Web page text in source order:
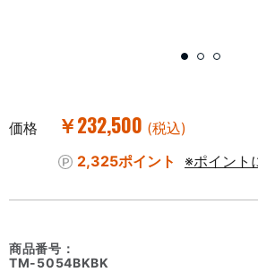
価格 ￥232,500 (税込)
2,325ポイント
※ポイント
商品番号：
TM-5054BKBK